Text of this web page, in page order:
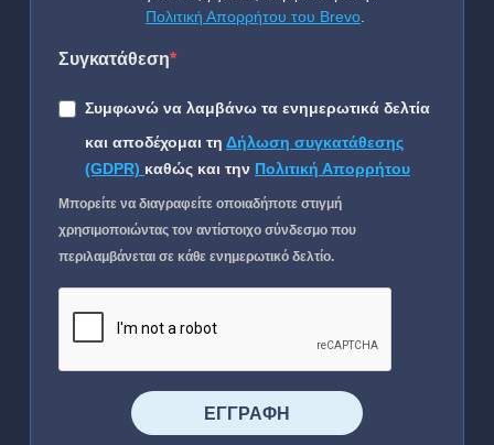
Πολιτική Απορρήτου του Brevo
Συγκατάθεση
Συμφωνώ να λαμβάνω τα ενημερωτικά δελτία
και αποδέχομαι τη Δήλωση συγκατάθεσης
(GDPR) καθώς και την Πολιτική Απορρήτου
Μπορείτε να διαγραφείτε οποιαδήποτε στιγμή
χρησιμοποιώντας τον αντίστοιχο σύνδεσμο που
περιλαμβάνεται σε κάθε ενημερωτικό δελτίο.
⠀⠀⠀⠀ΕΓΓΡΑΦΗ⠀⠀⠀⠀